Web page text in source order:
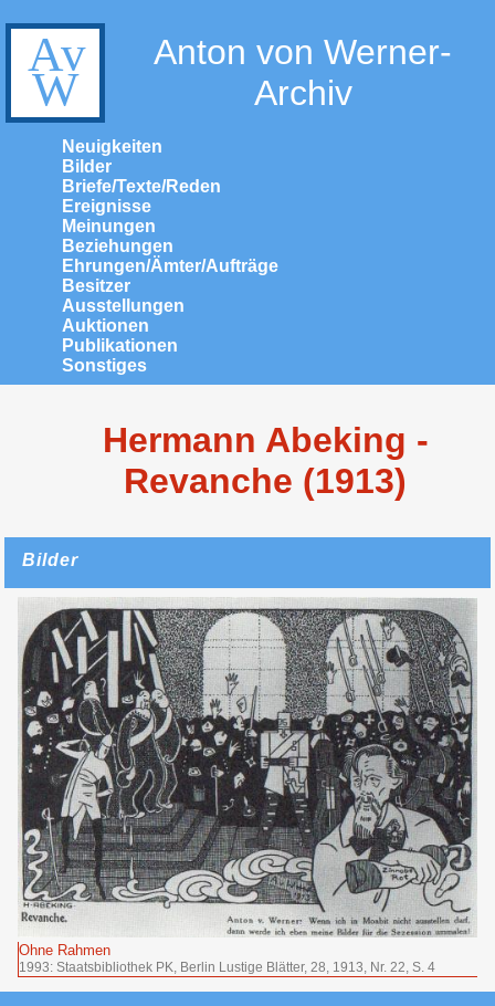
Anton von Werner-
Archiv
Neuigkeiten
Bilder
Briefe/Texte/Reden
Ereignisse
Meinungen
Beziehungen
Ehrungen/Ämter/Aufträge
Besitzer
Ausstellungen
Auktionen
Publikationen
Sonstiges
Hermann Abeking -
Revanche (1913)
Bilder
Ohne Rahmen
1993: Staatsbibliothek PK, Berlin Lustige Blätter, 28, 1913, Nr. 22, S. 4